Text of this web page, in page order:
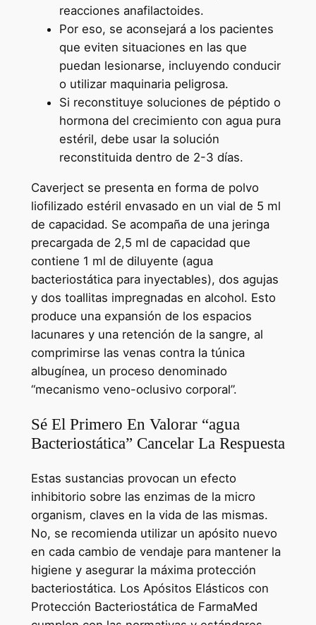
reacciones anafilactoides.
Por eso, se aconsejará a los pacientes
que eviten situaciones en las que
puedan lesionarse, incluyendo conducir
o utilizar maquinaria peligrosa.
Si reconstituye soluciones de péptido o
hormona del crecimiento con agua pura
estéril, debe usar la solución
reconstituida dentro de 2-3 días.
Caverject se presenta en forma de polvo
liofilizado estéril envasado en un vial de 5 ml
de capacidad. Se acompaña de una jeringa
precargada de 2,5 ml de capacidad que
contiene 1 ml de diluyente (agua
bacteriostática para inyectables), dos agujas
y dos toallitas impregnadas en alcohol. Esto
produce una expansión de los espacios
lacunares y una retención de la sangre, al
comprimirse las venas contra la túnica
albugínea, un proceso denominado
“mecanismo veno-oclusivo corporal”.
Sé El Primero En Valorar “agua
Bacteriostática” Cancelar La Respuesta
Estas sustancias provocan un efecto
inhibitorio sobre las enzimas de la micro
organism, claves en la vida de las mismas.
No, se recomienda utilizar un apósito nuevo
en cada cambio de vendaje para mantener la
higiene y asegurar la máxima protección
bacteriostática. Los Apósitos Elásticos con
Protección Bacteriostática de FarmaMed